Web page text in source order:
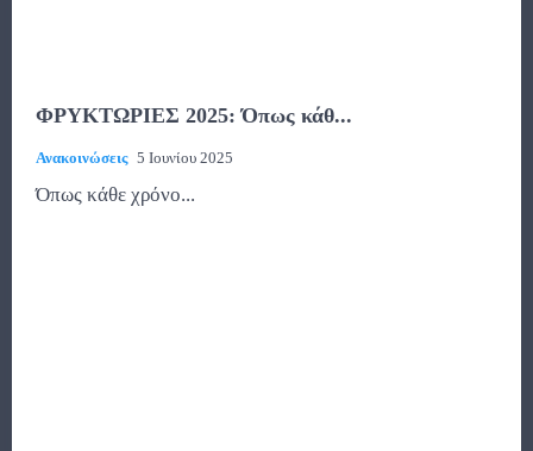
ΦΡΥΚΤΩΡΙΕΣ 2025: Όπως κάθ...
Ανακοινώσεις 5 Ιουνίου 2025
Όπως κάθε χρόνο...